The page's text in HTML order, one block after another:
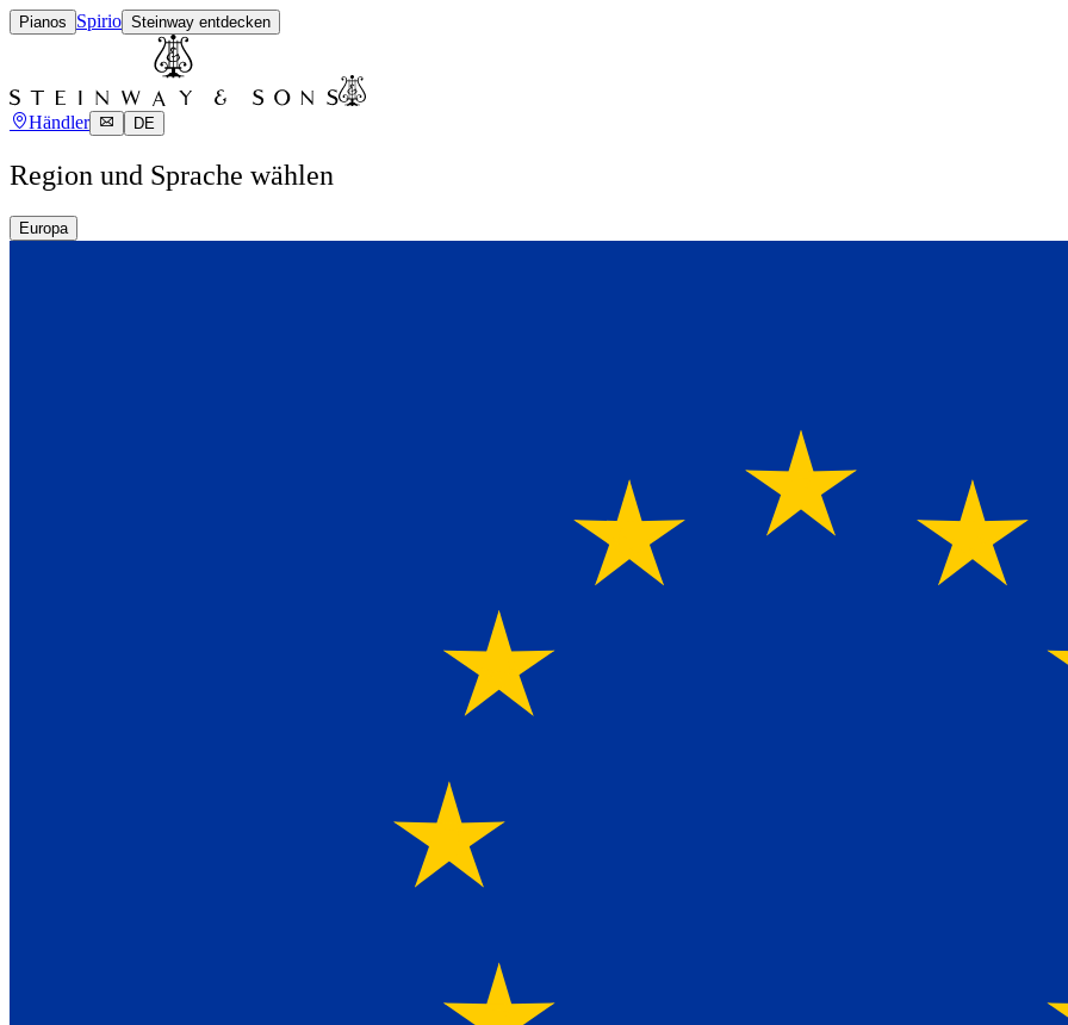
Pianos Spirio Steinway entdecken
Händler DE
Region und Sprache wählen
Europa